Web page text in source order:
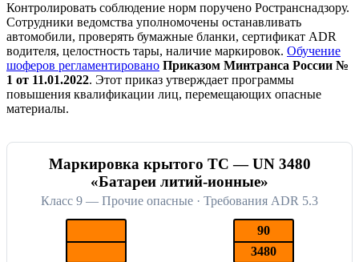
Контролировать соблюдение норм поручено Ространснадзору.
Сотрудники ведомства уполномочены останавливать
автомобили, проверять бумажные бланки, сертификат ADR
водителя, целостность тары, наличие маркировок. Обучение
шоферов регламентировано Приказом Минтранса России №
1 от 11.01.2022. Этот приказ утверждает программы
повышения квалификации лиц, перемещающих опасные
материалы.
Маркировка крытого ТС — UN 3480
«Батареи литий-ионные»
Класс 9 — Прочие опасные · Требования ADR 5.3
90
3480